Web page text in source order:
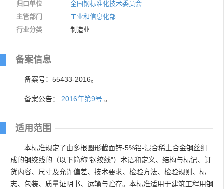
归口单位
全国钢标准化技术委员会
主管部门
工业和信息化部
行业分类
制造业
备案信息
备案号：55433-2016。
备案公告： 2016年第9号 。
适用范围
本标准规定了由多根圆形截面锌-5%铝-混合稀土合金钢丝组
成的钢绞线的（以下简称"钢绞线"）术语和定义、结构与标记、订
货内容、尺寸及允许偏差、技术要求、检验方法、检验规则、标
志、包装、质量证明书、运输与贮存。本标准适用于建筑工程用钢